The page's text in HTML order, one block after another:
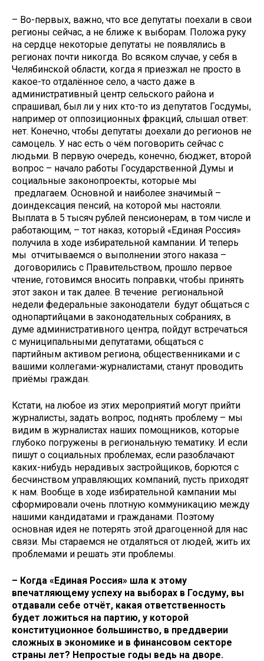
– Во-первых, важно, что все депутаты поехали в свои
регионы сейчас, а не ближе к выборам. Положа руку
на сердце некоторые депутаты не появлялись в
регионах почти никогда. Во всяком случае, у себя в
Челябинской области, когда я приезжал не просто в
какое-то отдалённое село, а часто даже в
административный центр сельского района и
спрашивал, был ли у них кто-то из депутатов Госдумы,
например от оппозиционных фракций, слышал ответ:
нет. Конечно, чтобы депутаты доехали до регионов не
самоцель. У нас есть о чём поговорить сейчас с
людьми. В первую очередь, конечно, бюджет, второй
вопрос – начало работы Государственной Думы и
социальные законопроекты, которые мы
предлагаем. Основной и наиболее значимый –
доиндексация пенсий, на которой мы настояли.
Выплата в 5 тысяч рублей пенсионерам, в том числе и
работающим, – тот наказ, который «Единая Россия»
получила в ходе избирательной кампании. И теперь
мы отчитываемся о выполнении этого наказа –
договорились с Правительством, прошло первое
чтение, готовимся вносить поправки, чтобы принять
этот закон и так далее. В течение региональной
недели федеральные законодатели будут общаться с
однопартийцами в законодательных собраниях, в
думе административного центра, пойдут встречаться
с муниципальными депутатами, общаться с
партийным активом региона, общественниками и с
вашими коллегами-журналистами, станут проводить
приёмы граждан.
Кстати, на любое из этих мероприятий могут прийти
журналисты, задать вопрос, поднять проблему – мы
видим в журналистах наших помощников, которые
глубоко погружены в региональную тематику. И если
пишут о социальных проблемах, если разоблачают
каких-нибудь нерадивых застройщиков, борются с
бесчинством управляющих компаний, пусть приходят
к нам. Вообще в ходе избирательной кампании мы
сформировали очень плотную коммуникацию между
нашими кандидатами и гражданами. Поэтому
основная идея не потерять этой драгоценной для нас
связи. Мы стараемся не отдаляться от людей, жить их
проблемами и решать эти проблемы.
– Когда «Единая Россия» шла к этому
впечатляющему успеху на выборах в Госдуму, вы
отдавали себе отчёт, какая ответственность
будет ложиться на партию, у которой
конституционное большинство, в преддверии
сложных в экономике и в финансовом секторе
страны лет? Непростые годы ведь на дворе.